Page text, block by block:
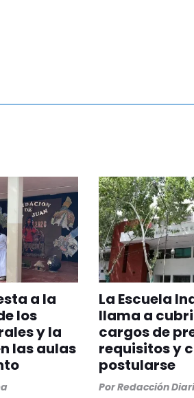
a la
los
y la
las aulas
La Escuela
llama a
cargos de
requisitos y
postularse
PorRedacción